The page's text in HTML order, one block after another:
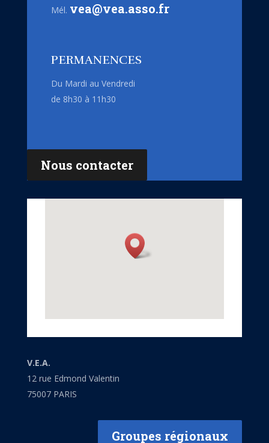
Mél. vea@vea.asso.fr
PERMANENCES
Du Mardi au Vendredi
de 8h30 à 11h30
Nous contacter
V.E.A.
12 rue Edmond Valentin
75007 PARIS
Groupes régionaux